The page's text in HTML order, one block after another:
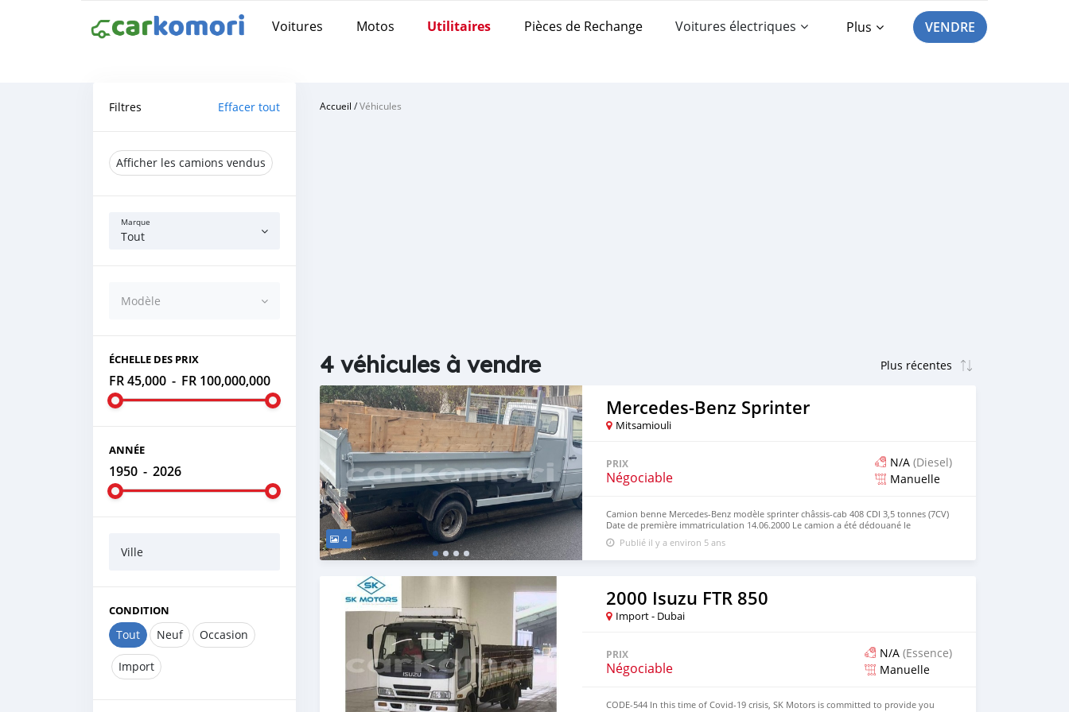
Voitures Motos Utilitaires Pièces de Rechange Voitures électriques Plus VENDRE
Filtres Effacer tout
Afficher les camions vendus
Marque
Tout
Modèle
ÉCHELLE DES PRIX
FR 45,000 - FR 100,000,000
ANNÉE
1950 - 2026
Ville
CONDITION
Tout Neuf Occasion
Import
Accueil /Véhicules
4 véhicules à vendre
4
Mercedes‒Benz Sprinter
Mitsamiouli
PRIX
Négociable
N/A (Diesel)
Manuelle
Camion benne Mercedes-Benz modèle sprinter châssis-cab 408 CDI 3,5 tonnes (7CV)
Date de première immatriculation 14.06.2000 Le camion a été dédouané le
30.04.2021 Vous pouvez venir le voir à Chamlé Mboudé. Prix négociable.
Publié il y a environ 5 ans
2000 Isuzu FTR 850
Import - Dubai
PRIX
Négociable
N/A (Essence)
Manuelle
CODE-544 In this time of Covid-19 crisis, SK Motors is committed to provide you